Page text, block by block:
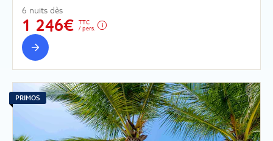
6 nuits dès
1 246€
TTC
/ pers.
PRIMOS